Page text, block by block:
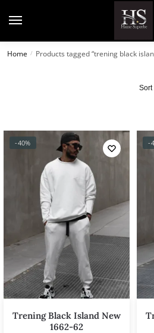
Home / Products tagged “trening black
Treninguri(8)
Culoare
Marime
XS S
8
M
8
L
-40%
Trening Black Island New
1662-62
-